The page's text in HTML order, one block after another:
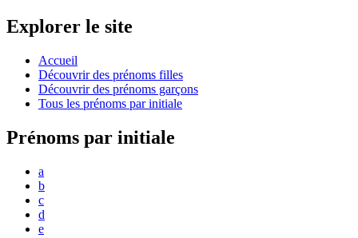
Explorer le site
Accueil
Découvrir des prénoms filles
Découvrir des prénoms garçons
Tous les prénoms par initiale
Prénoms par initiale
a
b
c
d
e